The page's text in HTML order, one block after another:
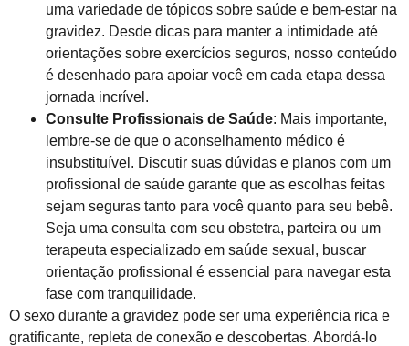
uma variedade de tópicos sobre saúde e bem-estar na
gravidez. Desde dicas para manter a intimidade até
orientações sobre exercícios seguros, nosso conteúdo
é desenhado para apoiar você em cada etapa dessa
jornada incrível.
Consulte Profissionais de Saúde: Mais importante,
lembre-se de que o aconselhamento médico é
insubstituível. Discutir suas dúvidas e planos com um
profissional de saúde garante que as escolhas feitas
sejam seguras tanto para você quanto para seu bebê.
Seja uma consulta com seu obstetra, parteira ou um
terapeuta especializado em saúde sexual, buscar
orientação profissional é essencial para navegar esta
fase com tranquilidade.
O sexo durante a gravidez pode ser uma experiência rica e
gratificante, repleta de conexão e descobertas. Abordá-lo